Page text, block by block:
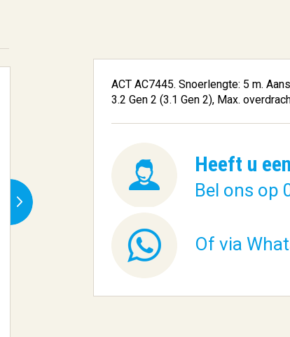
ACT AC7445. Snoerlengte: 5 m.
3.2 Gen 2 (3.1 Gen 2), Max.
Heeft u
Bel ons op
Of via